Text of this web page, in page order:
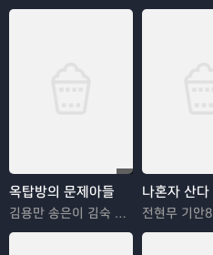
옥탑방의 문제아들
김용만 송은이 김숙 정형돈 민경훈
나혼자 산다